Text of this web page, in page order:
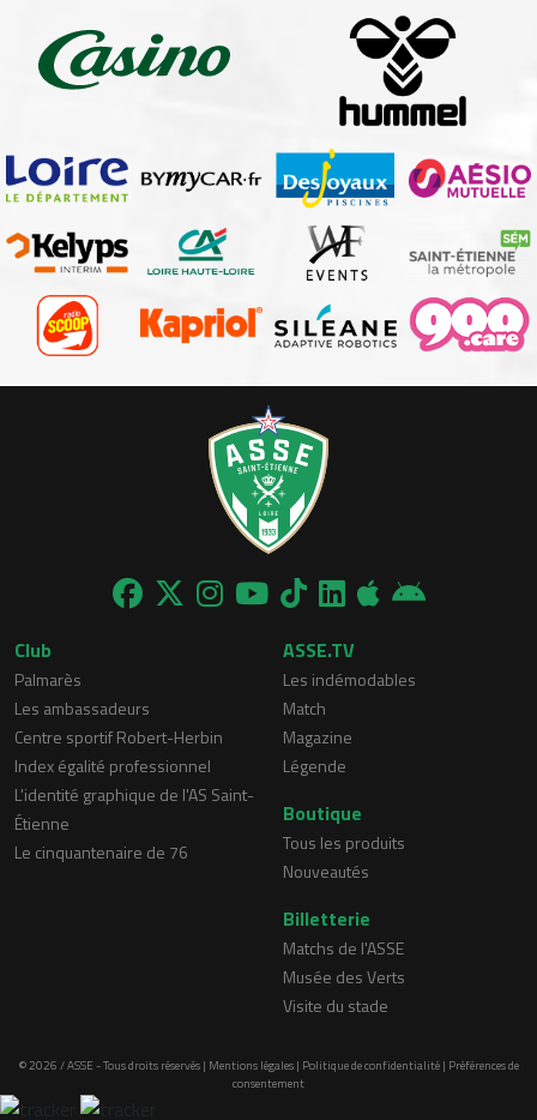
Club
Palmarès
Les ambassadeurs
Centre sportif Robert-Herbin
Index égalité professionnel
L'identité graphique de l'AS Saint-
Étienne
Le cinquantenaire de 76
ASSE.TV
Les indémodables
Match
Magazine
Légende
Boutique
Tous les produits
Nouveautés
Billetterie
Matchs de l'ASSE
Musée des Verts
Visite du stade
© 2026 / ASSE - Tous droits réservés | Mentions légales| Politique de confidentialité| Préférences de
consentement